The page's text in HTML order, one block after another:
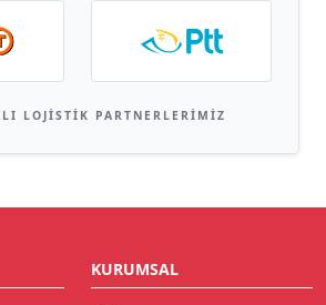
LOJISTIK PARTNERLERIMIZ
KURUMSAL